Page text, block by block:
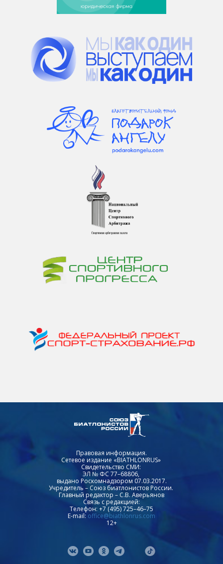
Правовая информация.
Сетевое издание «BIATHLONRUS»
Свидетельство СМИ:
ЭЛ № ФС 77–68806,
выдано Роскомнадзором 07.03.2017.
Учредитель – Союз биатлонистов России.
Главный редактор – С.В. Аверьянов
Связь с редакцией:
Телефон: +7 (495) 725–46–75
E-mail: office@biathlonrus.com
12+